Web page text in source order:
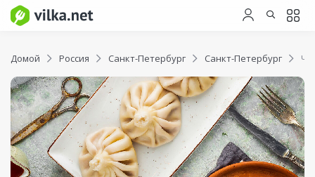
Домой Россия Санкт-Петербург Санкт-Петербург